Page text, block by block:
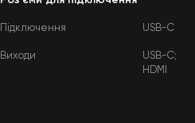
Підключення USB-C
Виходи
USB-C;
HDMI